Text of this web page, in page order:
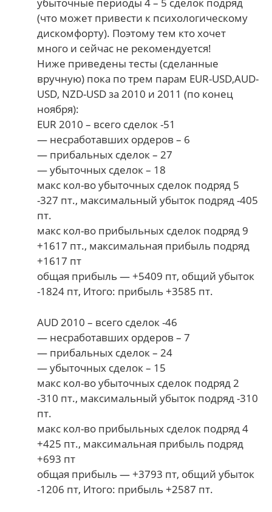
убыточные периоды 4 – 5 сделок подряд
(что может привести к психологическому
дискомфорту). Поэтому тем кто хочет
много и сейчас не рекомендуется!
Ниже приведены тесты (сделанные
вручную) пока по трем парам EUR-USD,AUD-
USD, NZD-USD за 2010 и 2011 (по конец
ноября):
EUR 2010 – всего сделок -51
— несработавших ордеров – 6
— прибальных сделок – 27
— убыточных сделок – 18
макс кол-во убыточных сделок подряд 5
-327 пт., максимальный убыток подряд -405
пт.
макс кол-во прибыльных сделок подряд 9
+1617 пт., максимальная прибыль подряд
+1617 пт
общая прибыль — +5409 пт, общий убыток
-1824 пт, Итого: прибыль +3585 пт.
AUD 2010 – всего сделок -46
— несработавших ордеров – 7
— прибальных сделок – 24
— убыточных сделок – 15
макс кол-во убыточных сделок подряд 2
-310 пт., максимальный убыток подряд -310
пт.
макс кол-во прибыльных сделок подряд 4
+425 пт., максимальная прибыль подряд
+693 пт
общая прибыль — +3793 пт, общий убыток
-1206 пт, Итого: прибыль +2587 пт.